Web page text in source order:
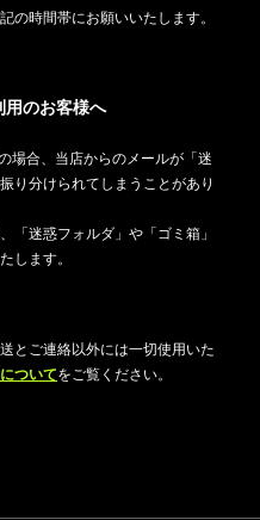
の時間帯にお願いいたします。
のお客様へ
場合、当店からのメールが「迷
り分けられてしまうことがあり
「迷惑フォルダ」や「ゴミ箱」
します。
とご連絡以外には一切使用いた
ついてをご覧ください。